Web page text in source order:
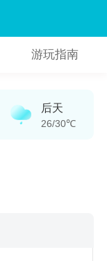
游玩指南
后天
26/30℃